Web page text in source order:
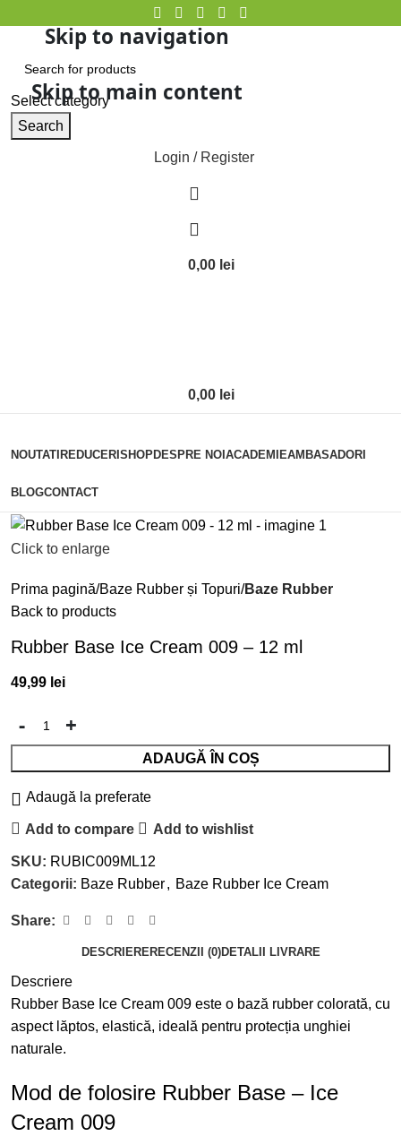
Skip to navigation
Skip to main content
Select category
Search
Login / Register
0,00 lei
0,00 lei
NOUTATI REDUCERI SHOPDESPRE NOI ACADEMIEAMBASADORI
BLOGCONTACT
Click to enlarge
Prima pagină Baze Rubber și Topuri Baze Rubber
Back to products
Rubber Base Ice Cream 009 – 12 ml
49,99 lei
ADAUGĂ ÎN COȘ
Adaugă la preferate
Add to compare Add to wishlist
SKU: RUBIC009ML12
Categorii: Baze Rubber, Baze Rubber Ice Cream
Share:
DESCRIERERECENZII (0)DETALII LIVRARE
Descriere
Rubber Base Ice Cream 009 este o bază rubber colorată, cu
aspect lăptos, elastică, ideală pentru protecția unghiei
naturale.
Mod de folosire Rubber Base – Ice
Cream 009